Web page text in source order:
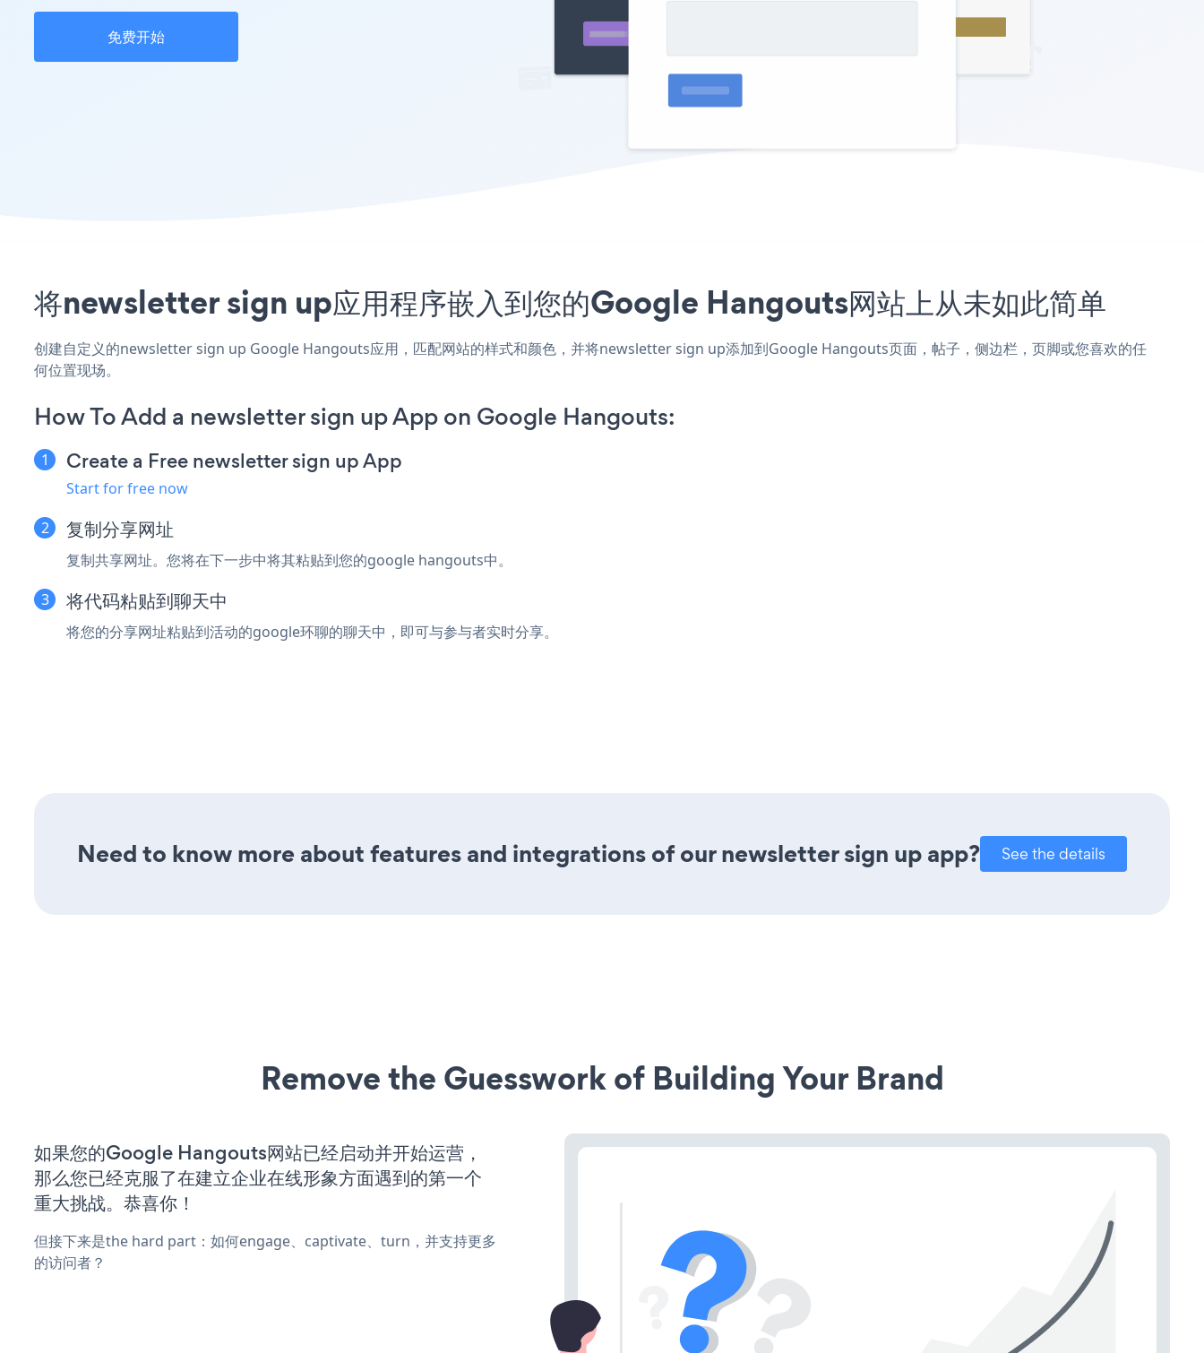
免费开始
将newsletter sign up应用程序嵌入到您的Google Hangouts网站上从未如此简单
创建自定义的newsletter sign up Google Hangouts应用，匹配网站的样式和颜色，并将newsletter sign up添加到Google Hangouts页面，帖子，侧边栏，页脚或您喜欢的任
何位置现场。
How To Add a newsletter sign up App on Google Hangouts:
Create a Free newsletter sign up App
Start for free now
复制分享网址
复制共享网址。您将在下一步中将其粘贴到您的google hangouts中。
将代码粘贴到聊天中
将您的分享网址粘贴到活动的google环聊的聊天中，即可与参与者实时分享。
Need to know more about features and integrations of our newsletter sign up app? See the details
Remove the Guesswork of Building Your Brand
如果您的Google Hangouts网站已经启动并开始运营，
那么您已经克服了在建立企业在线形象方面遇到的第一个
重大挑战。恭喜你！
但接下来是the hard part：如何engage、captivate、turn，并支持更多
的访问者？